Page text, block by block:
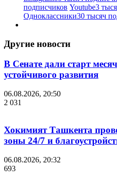
подписчиков Youtube3
Одноклассники30 тысяч
Другие новости
В Сенате дали старт
устойчивого развития
06.08.2026, 20:50
2 031
Хокимият Ташкента
зоны 24/7 и
06.08.2026, 20:32
693